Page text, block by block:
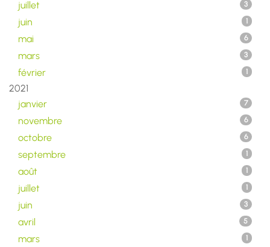
juillet 3
juin 1
mai 6
mars 3
février 1
2021
janvier
7
novembre 6
octobre 6
septembre 1
août 1
juillet 1
juin 3
avril 5
mars 1